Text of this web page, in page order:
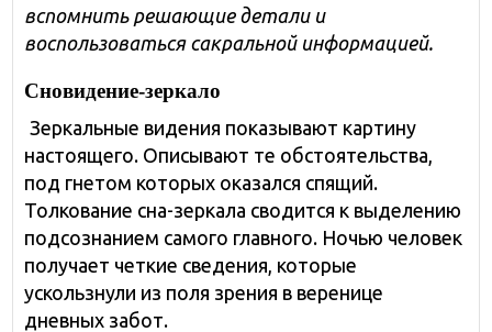
вспомнить решающие детали и
воспользоваться сакральной информацией.
Сновидение-зеркало
Зеркальные видения показывают картину
настоящего. Описывают те обстоятельства,
под гнетом которых оказался спящий.
Толкование сна-зеркала сводится к выделению
подсознанием самого главного. Ночью человек
получает четкие сведения, которые
ускользнули из поля зрения в веренице
дневных забот.